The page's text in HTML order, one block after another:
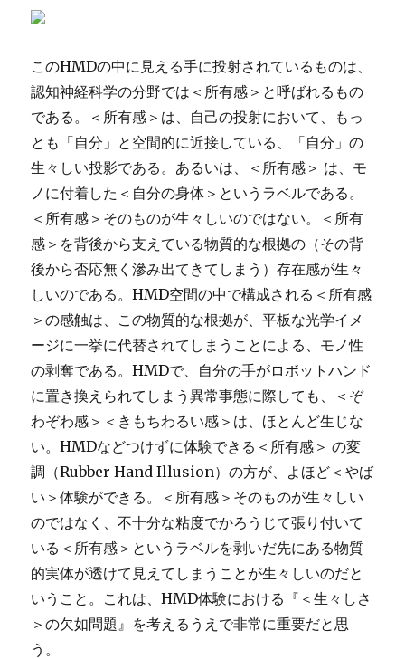
このHMDの中に見える手に投射されているものは、
認知神経科学の分野では＜所有感＞と呼ばれるもの
である。＜所有感＞は、自己の投射において、もっ
とも「自分」と空間的に近接している、「自分」の
生々しい投影である。あるいは、＜所有感＞ は、モ
ノに付着した＜自分の身体＞というラベルである。
＜所有感＞そのものが生々しいのではない。＜所有
感＞を背後から支えている物質的な根拠の（その背
後から否応無く滲み出てきてしまう）存在感が生々
しいのである。HMD空間の中で構成される＜所有感
＞の感触は、この物質的な根拠が、平板な光学イメ
ージに一挙に代替されてしまうことによる、モノ性
の剥奪である。HMDで、自分の手がロボットハンド
に置き換えられてしまう異常事態に際しても、＜ぞ
わぞわ感＞＜きもちわるい感＞は、ほとんど生じな
い。HMDなどつけずに体験できる＜所有感＞ の変
調（Rubber Hand Illusion）の方が、よほど＜やば
い＞体験ができる。＜所有感＞そのものが生々しい
のではなく、不十分な粘度でかろうじて張り付いて
いる＜所有感＞というラベルを剥いだ先にある物質
的実体が透けて見えてしまうことが生々しいのだと
いうこと。これは、HMD体験における『＜生々しさ
＞の欠如問題』を考えるうえで非常に重要だと思
う。